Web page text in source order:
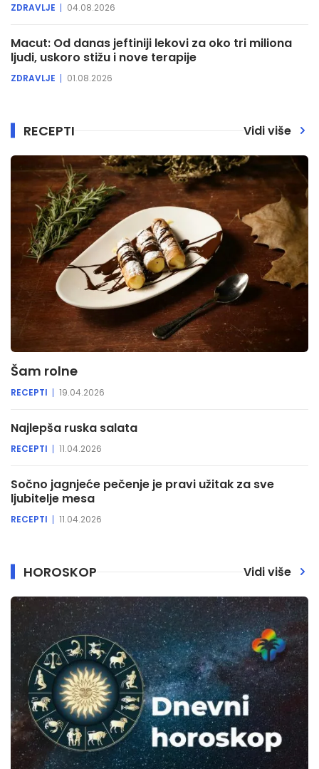
ZDRAVLJE 04.08.2026
Macut: Od danas jeftiniji lekovi za oko tri miliona
ljudi, uskoro stižu i nove terapije
ZDRAVLJE 01.08.2026
RECEPTI Vidi više
Šam rolne
RECEPTI 19.04.2026
Najlepša ruska salata
RECEPTI 11.04.2026
Sočno jagnjeće pečenje je pravi užitak za sve
ljubitelje mesa
RECEPTI 11.04.2026
HOROSKOP Vidi više